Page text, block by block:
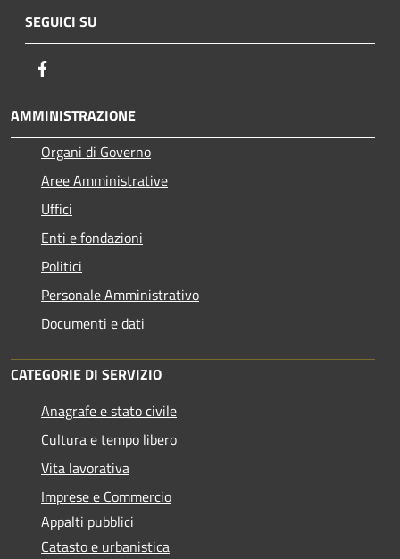
SEGUICI SU
AMMINISTRAZIONE
Organi di Governo
Aree Amministrative
Uffici
Enti e fondazioni
Politici
Personale Amministrativo
Documenti e dati
CATEGORIE DI SERVIZIO
Anagrafe e stato civile
Cultura e tempo libero
Vita lavorativa
Imprese e Commercio
Appalti pubblici
Catasto e urbanistica